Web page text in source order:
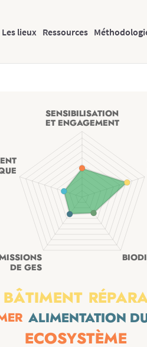
Les lieux Ressources
BÂTIMENT
ALIMENTATION
ECOSYSTÈME